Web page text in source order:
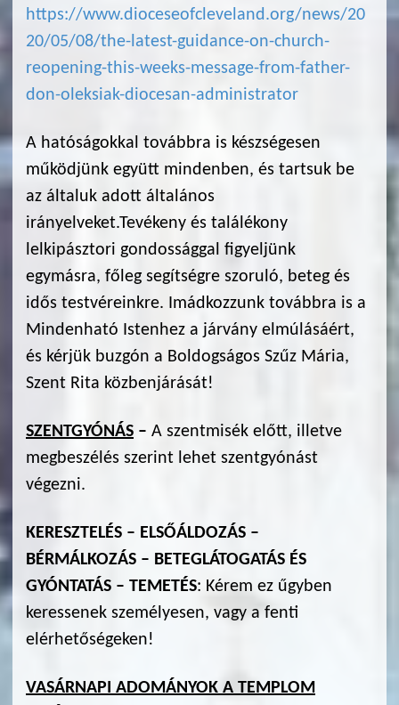
https://www.dioceseofcleveland.org/news/20
20/05/08/the-latest-guidance-on-church-
reopening-this-weeks-message-from-father-
don-oleksiak-diocesan-administrator
A hatóságokkal továbbra is készségesen
működjünk együtt mindenben, és tartsuk be
az általuk adott általános
irányelveket.Tevékeny és találékony
lelkipásztori gondossággal figyeljünk
egymásra, főleg segítségre szoruló, beteg és
idős testvéreinkre. Imádkozzunk továbbra is a
Mindenható Istenhez a járvány elmúlásáért,
és kérjük buzgón a Boldogságos Szűz Mária,
Szent Rita közbenjárását!
SZENTGYÓNÁS – A szentmisék előtt, illetve
megbeszélés szerint lehet szentgyónást
végezni.
KERESZTELÉS – ELSŐÁLDOZÁS –
BÉRMÁLKOZÁS – BETEGLÁTOGATÁS ÉS
GYÓNTATÁS – TEMETÉS: Kérem ez űgyben
keressenek személyesen, vagy a fenti
elérhetőségeken!
VASÁRNAPI ADOMÁNYOK A TEMPLOM